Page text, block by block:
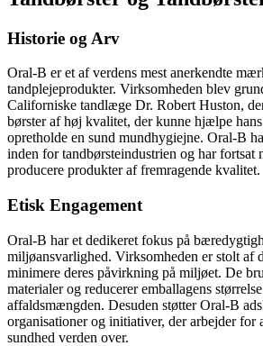
Historie og Arv
Oral-B er et af verdens mest anerkendte
tandplejeprodukter. Virksomheden blev
Californiske tandlæge Dr. Robert Huston,
børster af høj kvalitet, der kunne hjælpe
opretholde en sund mundhygiejne. Oral-B
inden for tandbørsteindustrien og har fortsat
producere produkter af fremragende kvalitet.
Etisk Engagement
Oral-B har et dedikeret fokus på
miljøansvarlighed. Virksomheden er stolt af
minimere deres påvirkning på miljøet. De
materialer og reducerer emballagens
affaldsmængden. Desuden støtter Oral-B
organisationer og initiativer, der arbejder for
sundhed verden over.